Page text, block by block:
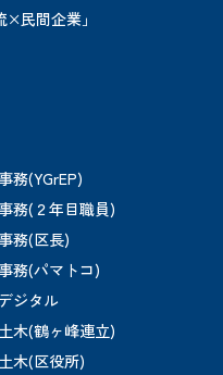
民間企業」
事務(YGrEP)
事務(２年目職員)
事務(区長)
事務(パマトコ)
デジタル
土木(鶴ヶ峰連立)
土木(区役所)